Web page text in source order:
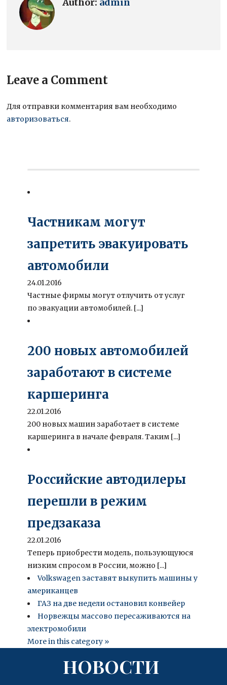
Leave a Comment
Для отправки комментария вам необходимо
авторизоваться.
Частникам могут
запретить эвакуировать
автомобили
24.01.2016
Частные фирмы могут отлучить от услуг
по эвакуации автомобилей. [...]
200 новых автомобилей
заработают в системе
каршеринга
22.01.2016
200 новых машин заработает в системе
каршеринга в начале февраля. Таким [...]
Российские автодилеры
перешли в режим
предзаказа
22.01.2016
Теперь приобрести модель, пользующуюся
низким спросом в России, можно [...]
Volkswagen заставят выкупить машины у
американцев
ГАЗ на две недели остановил конвейер
Норвежцы массово пересаживаются на
электромобили
More in this category »
НОВОСТИ